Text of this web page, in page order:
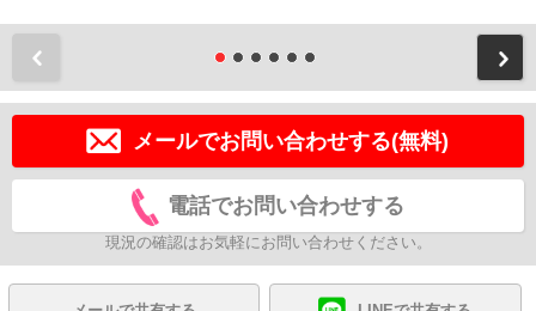
メールでお問い合わせする(無料)
電話でお問い合わせする
現況の確認はお気軽にお問い合わせください。